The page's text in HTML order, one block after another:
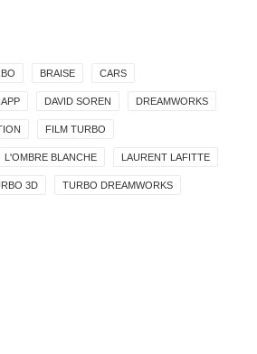
BRAISE CARS
DAVID SOREN DREAMWORKS
FILM TURBO
L'OMBRE BLANCHE LAURENT LAFITTE
3D TURBO DREAMWORKS